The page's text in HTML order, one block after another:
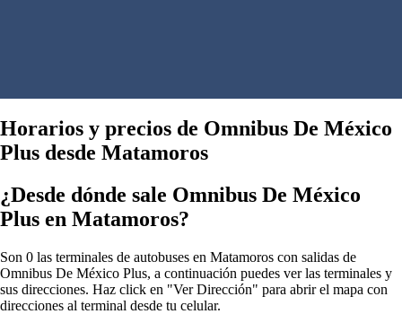
Horarios y precios de Omnibus De México
Plus desde Matamoros
¿Desde dónde sale Omnibus De México
Plus en Matamoros?
Son 0 las terminales de autobuses en Matamoros con salidas de
Omnibus De México Plus, a continuación puedes ver las terminales y
sus direcciones. Haz click en "Ver Dirección" para abrir el mapa con
direcciones al terminal desde tu celular.